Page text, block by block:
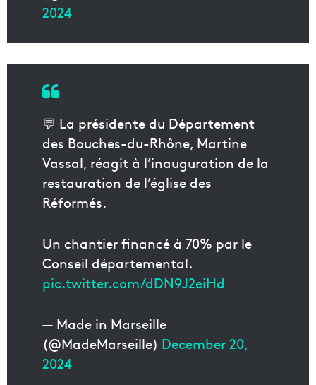
2024
💬 La présidente du Département
des Bouches-du-Rhône, Martine
Vassal, réagit à l’inauguration de la
restauration de l’église des
Réformés.
Un chantier financé à 70% par le
Conseil départemental.
pic.twitter.com/dDN9J2eiHd
— Made in Marseille
(@MadeMarseille) December 20,
2024